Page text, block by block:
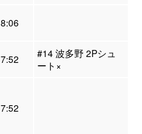
8:06
7:52
#14 波多野 2Pシュ
ート×
7:52